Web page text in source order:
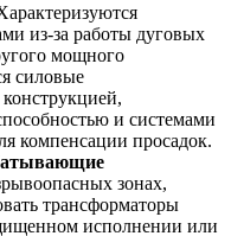
из-за работы дуговых
мощного
силовые
и системами
компенсации просадок.
зонах,
трансформаторы
исполнении или